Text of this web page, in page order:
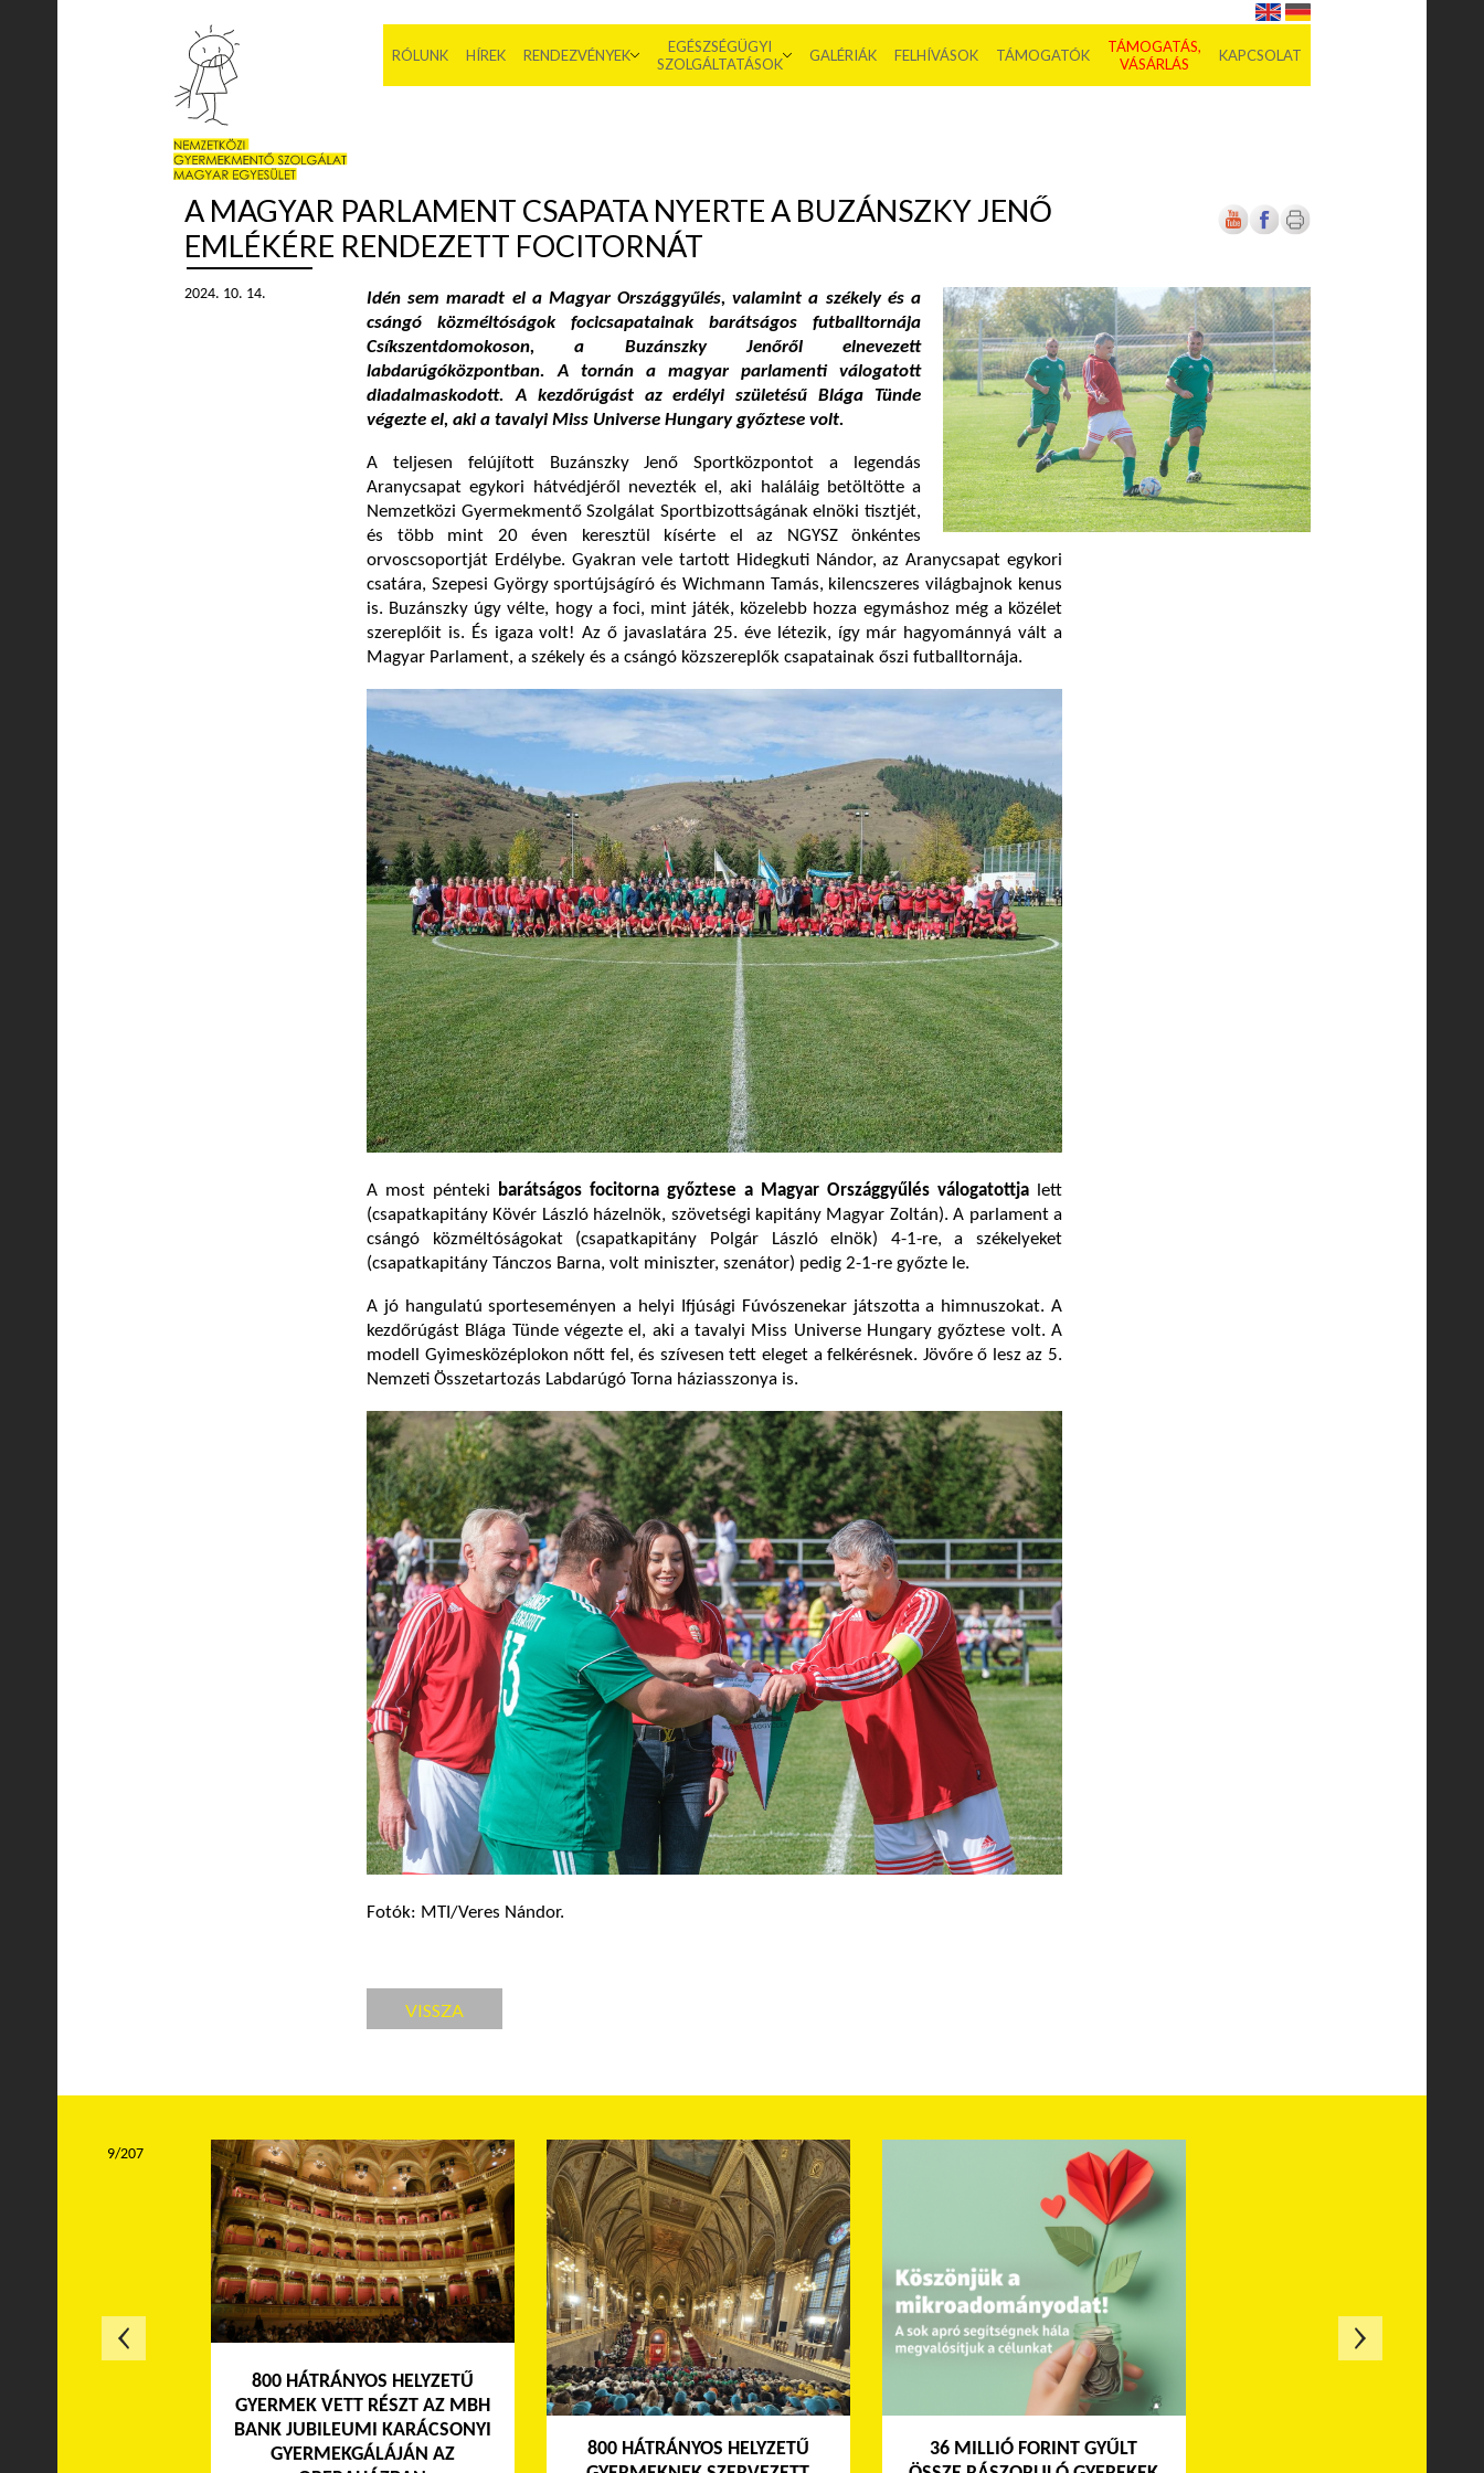
RÓLUNK HÍREK RENDEZVÉNYEK
EGÉSZSÉGÜGYI
SZOLGÁLTATÁSOK
GALÉRIÁK FELHÍVÁSOK TÁMOGATÓK
TÁMOGATÁS,
VÁSÁRLÁS
KAPCSOLAT
A MAGYAR PARLAMENT CSAPATA NYERTE A BUZÁNSZKY JENŐ
EMLÉKÉRE RENDEZETT FOCITORNÁT
2024. 10. 14.
Idén sem maradt el a Magyar Országgyűlés, valamint a székely és a
csángó közméltóságok focicsapatainak barátságos futballtornája
Csíkszentdomokoson, a Buzánszky Jenőről elnevezett
labdarúgóközpontban. A tornán a magyar parlamenti válogatott
diadalmaskodott. A kezdőrúgást az erdélyi születésű Blága Tünde
végezte el, aki a tavalyi Miss Universe Hungary győztese volt.
A teljesen felújított Buzánszky Jenő Sportközpontot a legendás
Aranycsapat egykori hátvédjéről nevezték el, aki haláláig betöltötte a
Nemzetközi Gyermekmentő Szolgálat Sportbizottságának elnöki tisztjét,
és több mint 20 éven keresztül kísérte el az NGYSZ önkéntes
orvoscsoportját Erdélybe. Gyakran vele tartott Hidegkuti Nándor, az Aranycsapat egykori
csatára, Szepesi György sportújságíró és Wichmann Tamás, kilencszeres világbajnok kenus
is. Buzánszky úgy vélte, hogy a foci, mint játék, közelebb hozza egymáshoz még a közélet
szereplőit is. És igaza volt! Az ő javaslatára 25. éve létezik, így már hagyománnyá vált a
Magyar Parlament, a székely és a csángó közszereplők csapatainak őszi futballtornája.
A most pénteki barátságos focitorna győztese a Magyar Országgyűlés válogatottja lett
(csapatkapitány Kövér László házelnök, szövetségi kapitány Magyar Zoltán). A parlament a
csángó közméltóságokat (csapatkapitány Polgár László elnök) 4-1-re, a székelyeket
(csapatkapitány Tánczos Barna, volt miniszter, szenátor) pedig 2-1-re győzte le.
A jó hangulatú sporteseményen a helyi Ifjúsági Fúvószenekar játszotta a himnuszokat. A
kezdőrúgást Blága Tünde végezte el, aki a tavalyi Miss Universe Hungary győztese volt. A
modell Gyimesközéplokon nőtt fel, és szívesen tett eleget a felkérésnek. Jövőre ő lesz az 5.
Nemzeti Összetartozás Labdarúgó Torna háziasszonya is.
Fotók: MTI/Veres Nándor.
VISSZA
800 HÁTRÁNYOS HELYZETŰ
GYERMEK VETT RÉSZT AZ MBH
BANK JUBILEUMI KARÁCSONYI
GYERMEKGÁLÁJÁN AZ
800 HÁTRÁNYOS HELYZETŰ
36 MILLIÓ FORINT GYŰLT
9/207